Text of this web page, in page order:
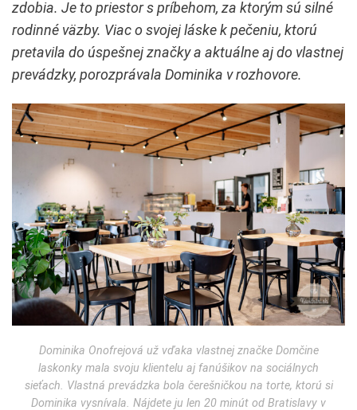
zdobia. Je to priestor s príbehom, za ktorým sú silné
rodinné väzby. Viac o svojej láske k pečeniu, ktorú
pretavila do úspešnej značky a aktuálne aj do vlastnej
prevádzky, porozprávala Dominika v rozhovore.
Dominika Onofrejová už vďaka vlastnej značke Domčine
laskonky mala svoju klientelu aj fanúšikov na sociálnych
sieťach. Vlastná prevádzka bola čerešničkou na torte, ktorú si
Dominika vysnívala. Nájdete ju len 20 minút od Bratislavy v